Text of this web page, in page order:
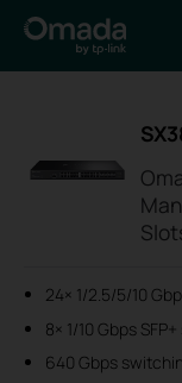
24× 1/2.5/5/10
8× 1/10 Gbps
640 Gbps